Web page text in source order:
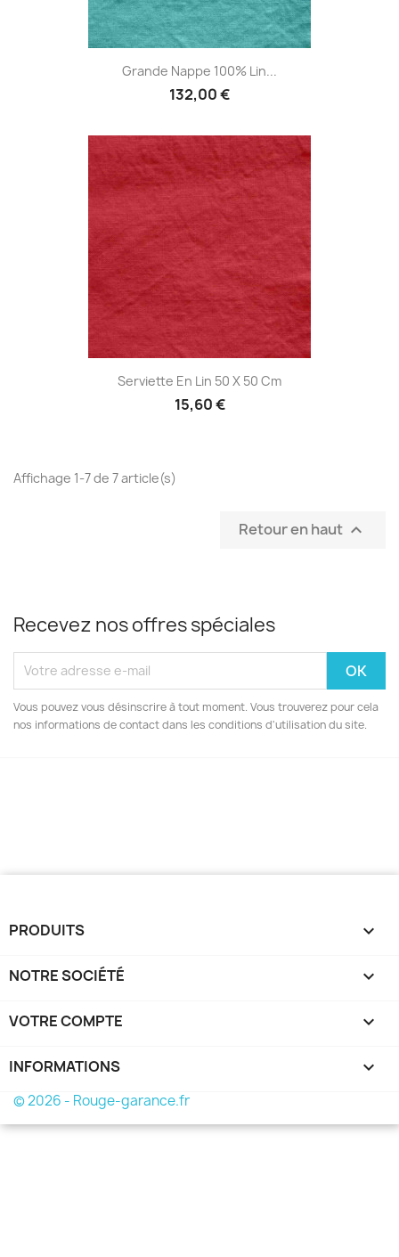
Grande Nappe 100% Lin...
132,00 €
Serviette En Lin 50 X 50 Cm
15,60 €
Affichage 1-7 de 7 article(s)
Retour en haut 
Recevez nos offres spéciales
Vous pouvez vous désinscrire à tout moment. Vous trouverez pour cela
nos informations de contact dans les conditions d'utilisation du site.
PRODUITS 
NOTRE SOCIÉTÉ 
VOTRE COMPTE 
INFORMATIONS keyboard_arrow_down
© 2026 - Rouge-garance.fr